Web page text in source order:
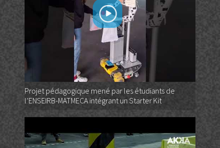
Projet pédagogique mené par les étudiants de
l’ENSEIRB-MATMECA intégrant un Starter Kit